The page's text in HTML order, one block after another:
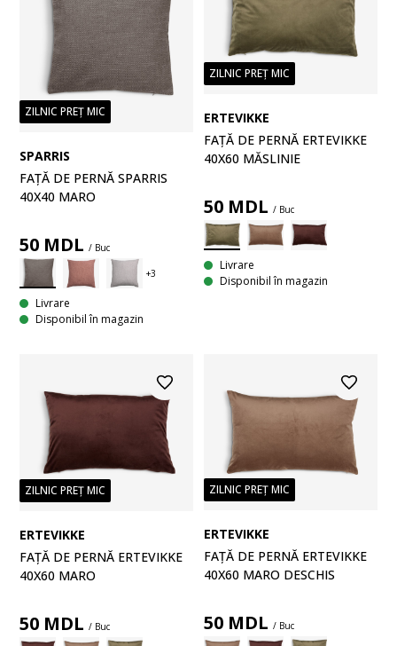
ZILNIC PREȚ MIC
SPARRIS
FAȚĂ DE PERNĂ SPARRIS
40X40 MARO
50 MDL / Buc
Livrare
Disponibil în magazin
ZILNIC PREȚ MIC
ERTEVIKKE
FAȚĂ DE PERNĂ ERTEVIKKE
40X60 MĂSLINIE
50 MDL / Buc
Livrare
Disponibil în magazin
ZILNIC PREȚ MIC
ERTEVIKKE
FAȚĂ DE PERNĂ ERTEVIKKE
40X60 MARO
50 MDL / Buc
ZILNIC PREȚ MIC
ERTEVIKKE
FAȚĂ DE PERNĂ ERTEVIKKE
40X60 MARO DESCHIS
50 MDL / Buc